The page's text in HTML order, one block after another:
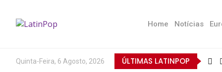
Home Notícias
Quinta-Feira, 6 Agosto, 2026 ÚLTIMAS LATINPOP